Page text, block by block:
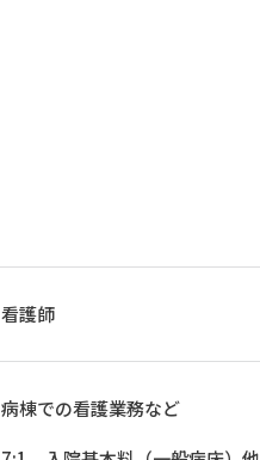
看護師
病棟での看護業務など